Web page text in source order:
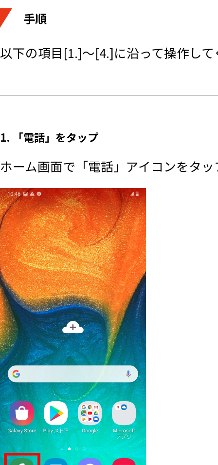
手順
以下の項目[1.]～[4.]に沿って操作し
1. 「電話」をタップ
ホーム画面で「電話」アイコンをタ